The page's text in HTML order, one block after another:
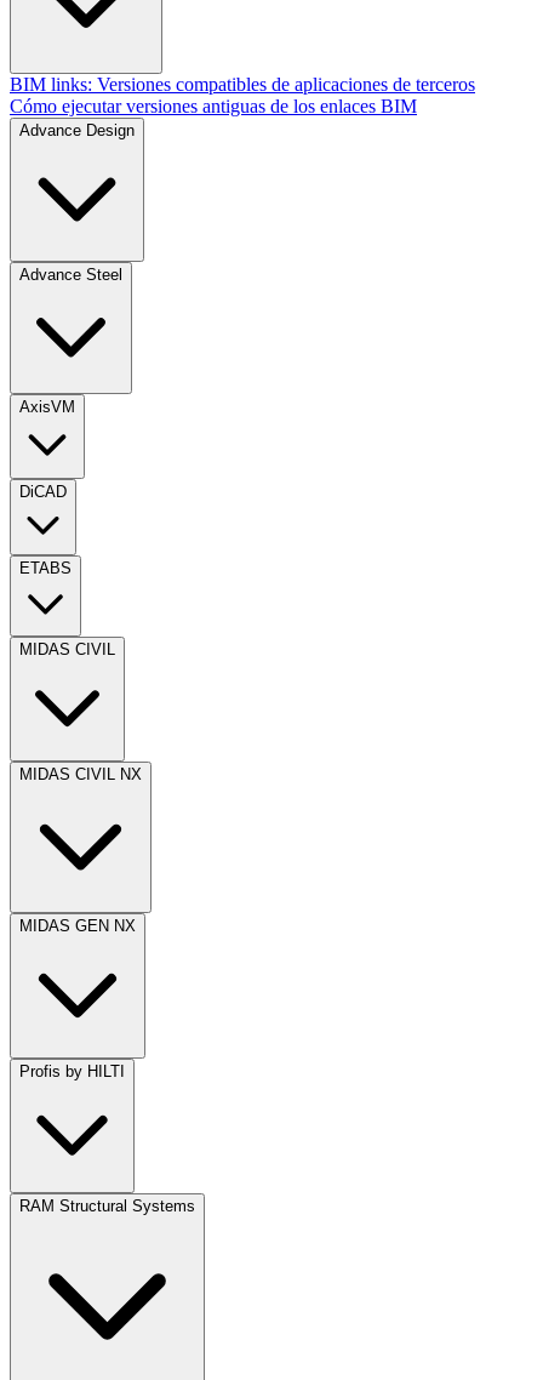
BIM links: Versiones compatibles de aplicaciones de terceros
Cómo ejecutar versiones antiguas de los enlaces BIM
Advance Design
Advance Steel
AxisVM
DiCAD
ETABS
MIDAS CIVIL
MIDAS CIVIL NX
MIDAS GEN NX
Profis by HILTI
RAM Structural Systems